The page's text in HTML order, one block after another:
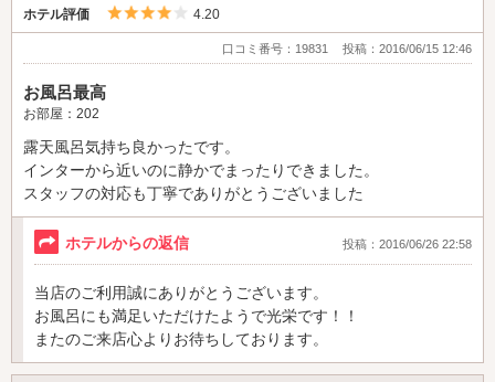
ホテル評価 5つ星のうち4
4.20
口コミ番号：19831 投稿：2016/06/15 12:46
お風呂最高
お部屋：202
露天風呂気持ち良かったです。
インターから近いのに静かでまったりできました。
スタッフの対応も丁寧でありがとうございました
ホテルからの返信 投稿：2016/06/26 22:58
当店のご利用誠にありがとうございます。
お風呂にも満足いただけたようで光栄です！！
またのご来店心よりお待ちしております。